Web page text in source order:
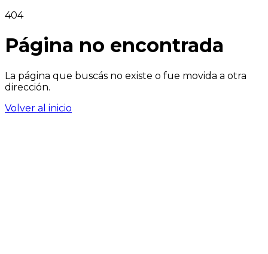
404
Página no encontrada
La página que buscás no existe o fue movida a otra
dirección.
Volver al inicio